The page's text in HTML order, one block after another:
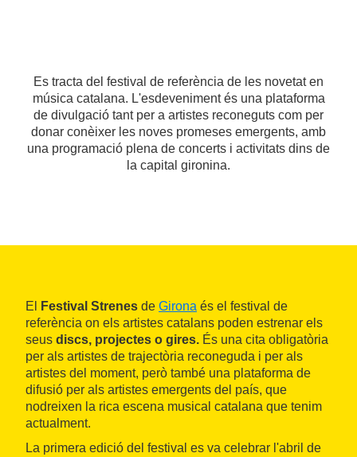
Es tracta del festival de referència de les novetat en
música catalana. L'esdeveniment és una plataforma
de divulgació tant per a artistes reconeguts com per
donar conèixer les noves promeses emergents, amb
una programació plena de concerts i activitats dins de
la capital gironina.
El Festival Strenes de Girona és el festival de
referència on els artistes catalans poden estrenar els
seus discs, projectes o gires. És una cita obligatòria
per als artistes de trajectòria reconeguda i per als
artistes del moment, però també una plataforma de
difusió per als artistes emergents del país, que
nodreixen la rica escena musical catalana que tenim
actualment.
La primera edició del festival es va celebrar l'abril de